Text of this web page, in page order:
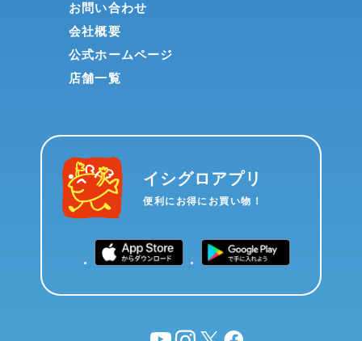
お問い合わせ
会社概要
公式ホームページ
店舗一覧
イシグロアプリ
便利にお得にお買い物！
YouTubeinstagram
X facebook